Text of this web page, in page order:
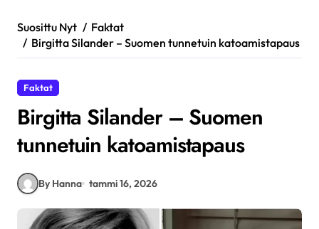
Suosittu Nyt
Faktat
Birgitta Silander – Suomen tunnetuin katoamistapaus
Faktat
Birgitta Silander – Suomen
tunnetuin katoamistapaus
By Hanna tammi 16, 2026